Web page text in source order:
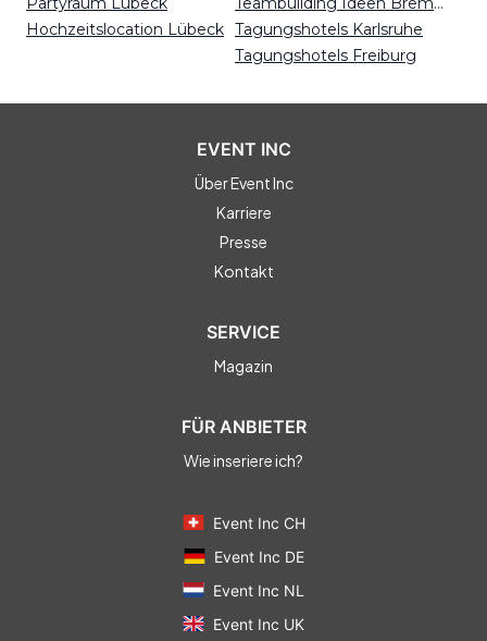
Hochzeitslocation Lübeck Tagungshotels Karlsruhe
Tagungshotels Freiburg
EVENT INC
Über Event Inc
Karriere
Presse
Kontakt
SERVICE
Magazin
FÜR ANBIETER
Wie inseriere ich?
Event Inc CH
Event Inc DE
Event Inc NL
Event Inc UK